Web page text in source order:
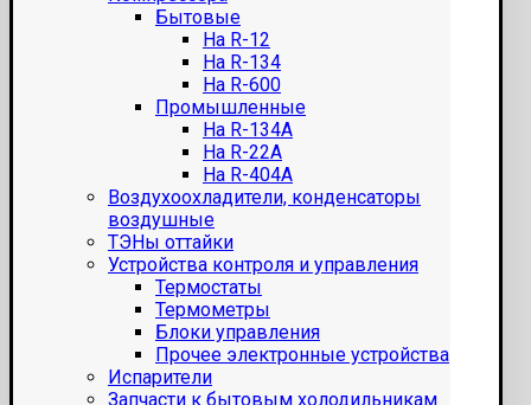
Бытовые
На R-12
На R-134
На R-600
Промышленные
На R-134A
На R-22A
На R-404A
Воздухоохладители, конденсаторы
воздушные
ТЭНы оттайки
Устройства контроля и управления
Термостаты
Термометры
Блоки управления
Прочее электронные устройства
Испарители
Запчасти к бытовым холодильникам